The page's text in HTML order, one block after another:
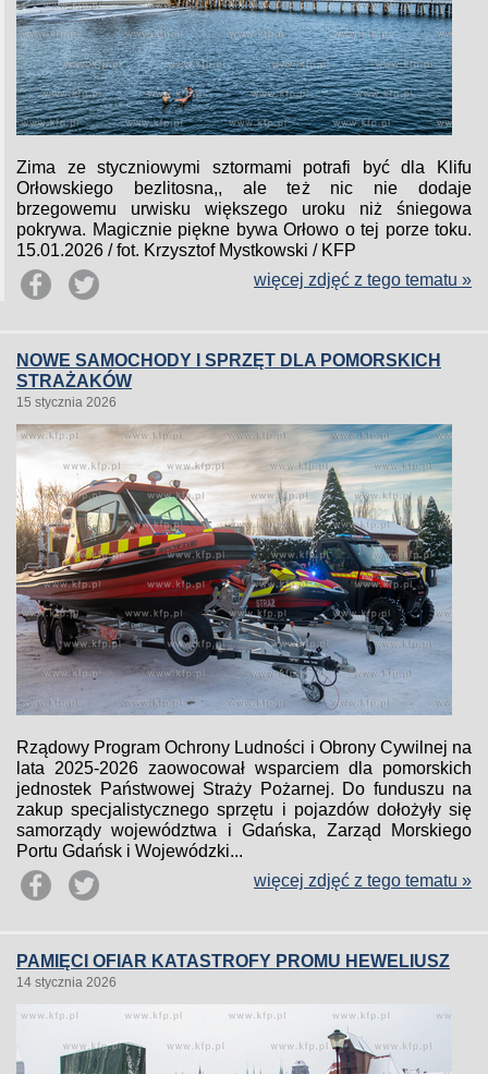
Zima ze styczniowymi sztormami potrafi być dla Klifu
Orłowskiego bezlitosna,, ale też nic nie dodaje
brzegowemu urwisku większego uroku niż śniegowa
pokrywa. Magicznie piękne bywa Orłowo o tej porze toku.
15.01.2026 / fot. Krzysztof Mystkowski / KFP
więcej zdjęć z tego tematu »
NOWE SAMOCHODY I SPRZĘT DLA POMORSKICH
STRAŻAKÓW
15 stycznia 2026
Rządowy Program Ochrony Ludności i Obrony Cywilnej na
lata 2025-2026 zaowocował wsparciem dla pomorskich
jednostek Państwowej Straży Pożarnej. Do funduszu na
zakup specjalistycznego sprzętu i pojazdów dołożyły się
samorządy województwa i Gdańska, Zarząd Morskiego
Portu Gdańsk i Wojewódzki...
więcej zdjęć z tego tematu »
PAMIĘCI OFIAR KATASTROFY PROMU HEWELIUSZ
14 stycznia 2026